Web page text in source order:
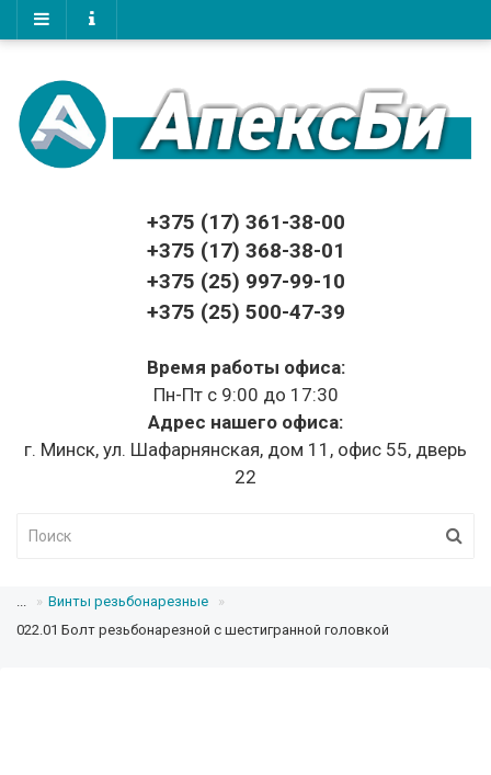
+375 (17) 361-38-00
+375 (17) 368-38-01
+375 (25) 997-99-10
+375 (25) 500-47-39
Время работы офиса:
Пн-Пт с 9:00 до 17:30
Адрес нашего офиса:
г. Минск, ул. Шафарнянская, дом 11, офис 55, дверь
22
Винты резьбонарезные
022.01 Болт резьбонарезной с шестигранной головкой